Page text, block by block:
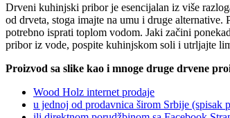
Drveni kuhinjski pribor je esencijalan iz više
od drveta, stoga imajte na umu i druge
potrebno isprati toplom vodom. Jaki začini
pribor iz vode, pospite kuhinjskom soli i utrljajte
Proizvod sa slike kao i mnoge druge drvene
Wood Holz internet prodaje
u jednoj od prodavnica širom Srbije (spisak